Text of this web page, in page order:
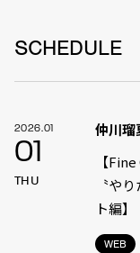
SCHEDULE
2026.01
01
THU
WEB
仲川瑠
【
〝や
ト編】